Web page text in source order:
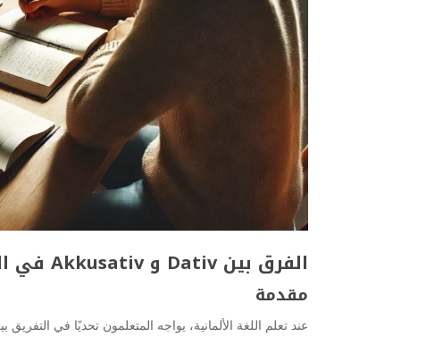
الفرق بين Dativ و Akkusativ في اللغة الألمانية
مقدمة